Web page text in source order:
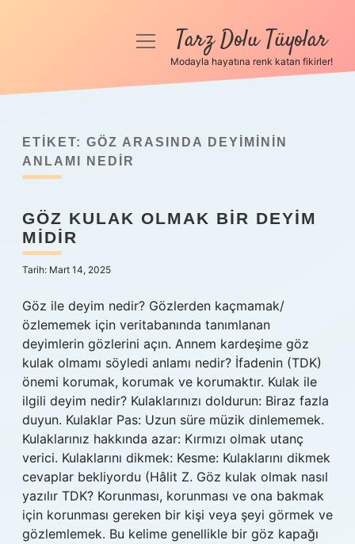
Anasayfa
Yasal Uyarı
menüyüTarz Dolu Tüyolar
Modayla hayatına renk katan fikirler!
ETIKET: GÖZ ARASINDA DEYIMININ
ANLAMI NEDIR
GÖZ KULAK OLMAK BIR DEYIM
MIDIR
Tarih: Mart 14, 2025
Göz ile deyim nedir? Gözlerden kaçmamak/
özlememek için veritabanında tanımlanan
deyimlerin gözlerini açın. Annem kardeşime göz
kulak olmamı söyledi anlamı nedir? İfadenin (TDK)
önemi korumak, korumak ve korumaktır. Kulak ile
ilgili deyim nedir? Kulaklarınızı doldurun: Biraz fazla
duyun. Kulaklar Pas: Uzun süre müzik dinlememek.
Kulaklarınız hakkında azar: Kırmızı olmak utanç
verici. Kulaklarını dikmek: Kesme: Kulaklarını dikmek
cevaplar bekliyordu (Hâlit Z. Göz kulak olmak nasıl
yazılır TDK? Korunması, korunması ve ona bakmak
için korunması gereken bir kişi veya şeyi görmek ve
gözlemlemek. Bu kelime genellikle bir göz kapağı